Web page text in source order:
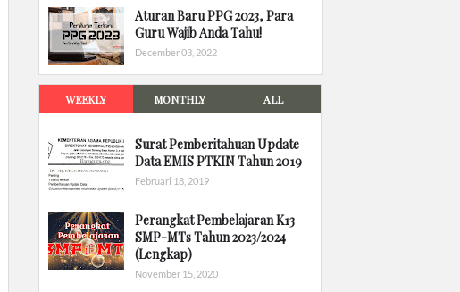
Aturan Baru PPG 2023, Para
Guru Wajib Anda Tahu!
December 03, 2022
WEEKLY MONTHLY ALL
Surat Pemberitahuan Update
Data EMIS PTKIN Tahun 2019
Februari 18, 2019
Perangkat Pembelajaran K13
SMP-MTs Tahun 2023/2024
(Lengkap)
November 15, 2020